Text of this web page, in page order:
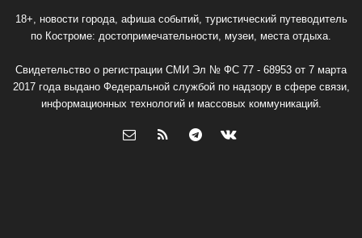
18+, новости города, афиша событий, туристический путеводитель
по Костроме: достопримечательности, музеи, места отдыха.
Свидетельство о регистрации СМИ Эл № ФС 77 - 68953 от 7 марта
2017 года выдано Федеральной службой по надзору в сфере связи,
информационных технологий и массовых коммуникаций.